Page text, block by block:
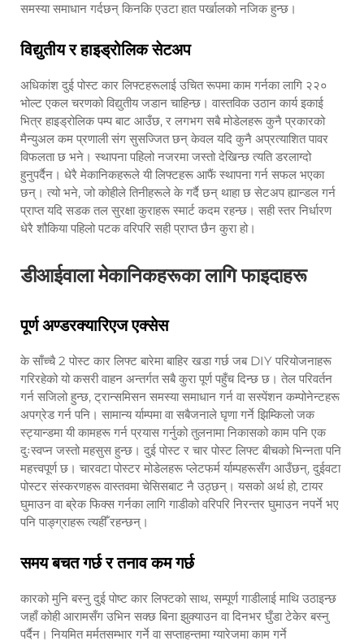
समस्या समाधान गर्दछन् किनकि एउटा हात पर्खालको नजिक हुन्छ।
विद्युतीय र हाइड्रोलिक सेटअप
अधिकांश दुई पोस्ट कार लिफ्टहरूलाई उचित रूपमा काम गर्नका लागि २२०
भोल्ट एकल चरणको विद्युतीय जडान चाहिन्छ। वास्तविक उठान कार्य इकाई
भित्र हाइड्रोलिक पम्प बाट आउँछ, र लगभग सबै मोडेलहरू कुनै प्रकारको
मैन्युअल कम प्रणाली संग सुसज्जित छन् केवल यदि कुनै अप्रत्याशित पावर
विफलता छ भने। स्थापना पहिलो नजरमा जस्तो देखिन्छ त्यति डरलाग्दो
हुनुपर्दैन। धेरै मेकानिकहरूले यी लिफ्टहरू आफैं स्थापना गर्न सफल भएका
छन्। त्यो भने, जो कोहीले तिनीहरूले के गर्दै छन् थाहा छ सेटअप ह्यान्डल गर्न
प्राप्त यदि सडक तल सुरक्षा कुराहरू स्मार्ट कदम रहन्छ। सही स्तर निर्धारण
धेरै शौकिया पहिलो पटक वरिपरि सही प्राप्त छैन कुरा हो।
डीआईवाला मेकानिकहरूका लागि फाइदाहरू
पूर्ण अण्डरक्यारिएज एक्सेस
के साँच्चै 2 पोस्ट कार लिफ्ट बारेमा बाहिर खडा गर्छ जब DIY परियोजनाहरू
गरिरहेको यो कसरी वाहन अन्तर्गत सबै कुरा पूर्ण पहुँच दिन्छ छ। तेल परिवर्तन
गर्न सजिलो हुन्छ, ट्रान्समिसन समस्या समाधान गर्न वा सस्पेंशन कम्पोनेन्टहरू
अपग्रेड गर्न पनि। सामान्य र्याम्पमा वा सबैजनाले घृणा गर्ने झिम्किलो जक
स्ट्यान्डमा यी कामहरू गर्न प्रयास गर्नुको तुलनामा निकासको काम पनि एक
दुःस्वप्न जस्तो महसुस हुन्छ। दुई पोस्ट र चार पोस्ट लिफ्ट बीचको भिन्नता पनि
महत्त्वपूर्ण छ। चारवटा पोस्टर मोडेलहरू प्लेटफर्म र्याम्पहरूसँग आउँछन्, दुईवटा
पोस्टर संस्करणहरू वास्तवमा चेसिसबाट नै उठ्छन्। यसको अर्थ हो, टायर
घुमाउन वा ब्रेक फिक्स गर्नका लागि गाडीको वरिपरि निरन्तर घुमाउन नपर्ने भए
पनि पाङ्ग्राहरू त्यहीँ रहन्छन्।
समय बचत गर्छ र तनाव कम गर्छ
कारको मुनि बस्नु दुई पोष्ट कार लिफ्टको साथ, सम्पूर्ण गाडीलाई माथि उठाइन्छ
जहाँ कोही आरामसँग उभिन सक्छ बिना झुक्याउन वा दिनभर घुँडा टेकेर बस्नु
पर्दैन। नियमित मर्मतसम्भार गर्ने वा सप्ताहन्तमा ग्यारेजमा काम गर्ने